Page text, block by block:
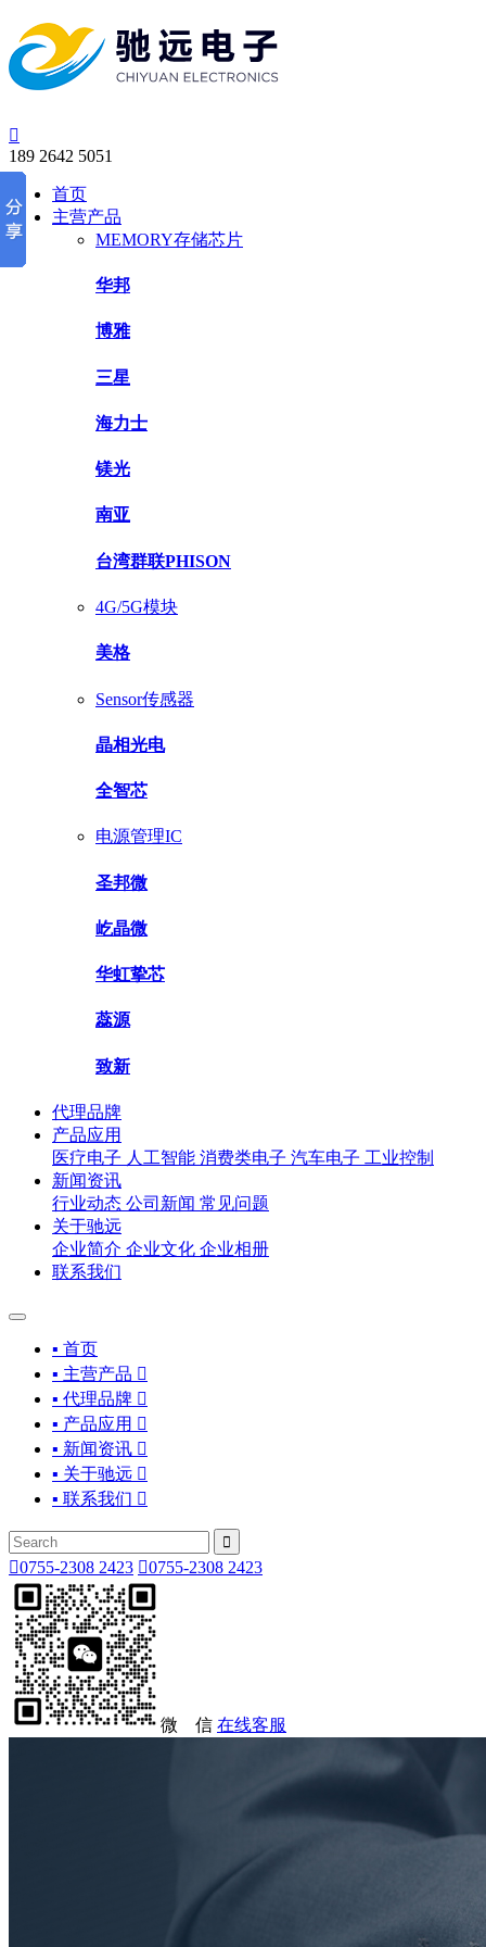

189 2642 5051
首页
主营产品
MEMORY存储芯片
华邦
博雅
三星
海力士
镁光
南亚
台湾群联PHISON
4G/5G模块
美格
Sensor传感器
晶相光电
全智芯
电源管理IC
圣邦微
屹晶微
华虹挚芯
蕊源
致新
代理品牌
产品应用
医疗电子 人工智能 消费类电子 汽车电子 工业控制
新闻资讯
行业动态 公司新闻 常见问题
关于驰远
企业简介 企业文化 企业相册
联系我们
▪ 首页
▪ 主营产品 
▪ 代理品牌 
▪ 产品应用 
▪ 新闻资讯 
▪ 关于驰远 
▪ 联系我们 

0755-2308 2423 0755-2308 2423
微 信 在线客服